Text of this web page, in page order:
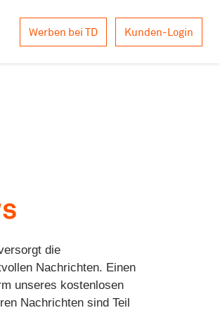
Werben bei TD Kunden-Login
die
Nachrichten. Einen
unseres kostenlosen
Nachrichten sind Teil